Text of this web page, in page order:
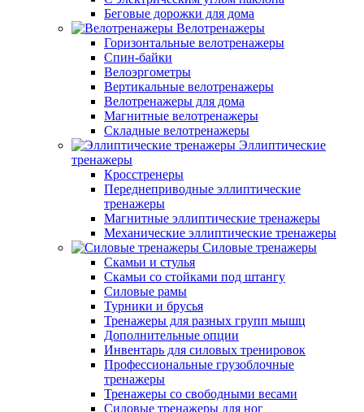
Беговые дорожки для дома
Велотренажеры
Горизонтальные велотренажеры
Спин-байки
Велоэргометры
Вертикальные велотренажеры
Велотренажеры для дома
Магнитные велотренажеры
Складные велотренажеры
Эллиптические
тренажеры
Кросстренеры
Переднеприводные эллиптические
тренажеры
Магнитные эллиптические тренажеры
Механические эллиптические тренажеры
Силовые тренажеры
Скамьи и стулья
Скамьи со стойками под штангу
Силовые рамы
Турники и брусья
Тренажеры для разных групп мышц
Дополнительные опции
Инвентарь для силовых тренировок
Профессиональные грузоблочные
тренажеры
Тренажеры со свободными весами
Силовые тренажеры для ног